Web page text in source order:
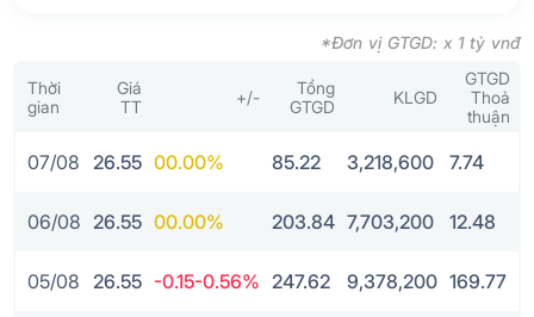
*Đơn vị GTGD: x 1 tỷ vnđ
Thời
gian
Giá
TT
+/-
Tổng
GTGD
KLGD
GTGD
Thoả
thuận
07/08 26.55 00.00% 85.22 3,218,600 7.74
06/08 26.55 00.00% 203.84 7,703,200 12.48
05/08 26.55 -0.15-0.56% 247.62 9,378,200 169.77